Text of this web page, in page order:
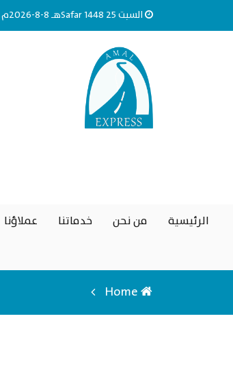
السبت 25 Safar 1448هـ 8-8-2026م
الرئيسية من نحن خدماتنا عملاؤنا